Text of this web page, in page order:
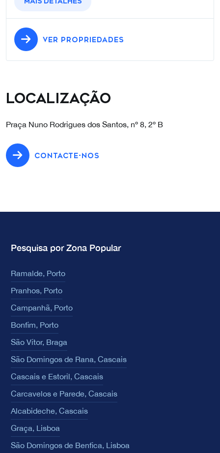
VER PROPRIEDADES
Localização
Praça Nuno Rodrigues dos Santos, nº 8, 2º B
CONTACTE-NOS
Pesquisa por Zona Popular
Ramalde, Porto
Pranhos, Porto
Campanhã, Porto
Bonfim, Porto
São Vítor, Braga
São Domingos de Rana, Cascais
Cascais e Estoril, Cascais
Carcavelos e Parede, Cascais
Alcabideche, Cascais
Graça, Lisboa
São Domingos de Benfica, Lisboa